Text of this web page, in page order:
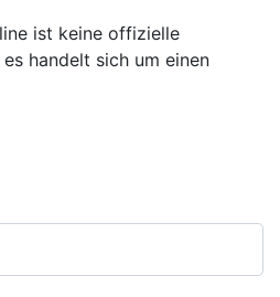
ist keine offizielle
handelt sich um einen